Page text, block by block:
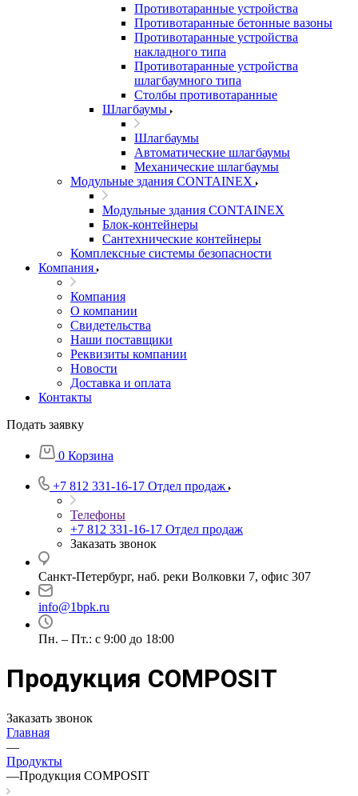
Противотаранные устройства
Противотаранные бетонные вазоны
Противотаранные устройства
накладного типа
Противотаранные устройства
шлагбаумного типа
Столбы противотаранные
Шлагбаумы
Шлагбаумы
Автоматические шлагбаумы
Механические шлагбаумы
Модульные здания CONTAINEX
Модульные здания CONTAINEX
Блок-контейнеры
Сантехнические контейнеры
Комплексные системы безопасности
Компания
Компания
О компании
Свидетельства
Наши поставщики
Реквизиты компании
Новости
Доставка и оплата
Контакты
Подать заявку
0 Корзина
+7 812 331-16-17 Отдел продаж
Телефоны
+7 812 331-16-17 Отдел продаж
Заказать звонок
Санкт-Петербург, наб. реки Волковки 7, офис 307
info@1bpk.ru
Пн. – Пт.: с 9:00 до 18:00
Продукция COMPOSIT
Заказать звонок
Главная
—
Продукты
—Продукция COMPOSIT